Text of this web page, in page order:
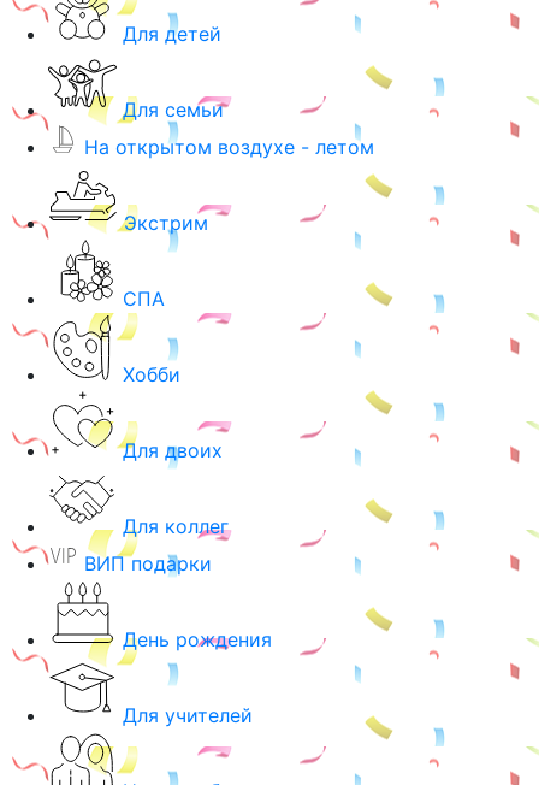
Для детей
Для семьи
На открытом воздухе - летом
Экстрим
СПА
Хобби
Для двоих
Для коллег
ВИП подарки
День рождения
Для учителей